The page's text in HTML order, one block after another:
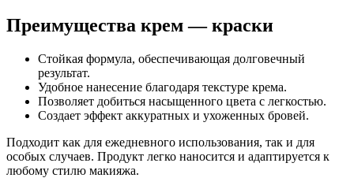
Преимущества крем — краски
Стойкая формула, обеспечивающая долговечный
результат.
Удобное нанесение благодаря текстуре крема.
Позволяет добиться насыщенного цвета с легкостью.
Создает эффект аккуратных и ухоженных бровей.
Подходит как для ежедневного использования, так и для
особых случаев. Продукт легко наносится и адаптируется к
любому стилю макияжа.